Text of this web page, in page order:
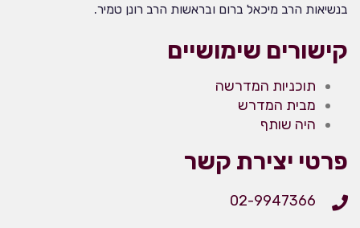
בנשיאות הרב מיכאל ברום ובראשות הרב רונן טמיר.
קישורים שימושיים
תוכניות המדרשה
מבית המדרש
היה שותף
פרטי יצירת קשר
02-9947366